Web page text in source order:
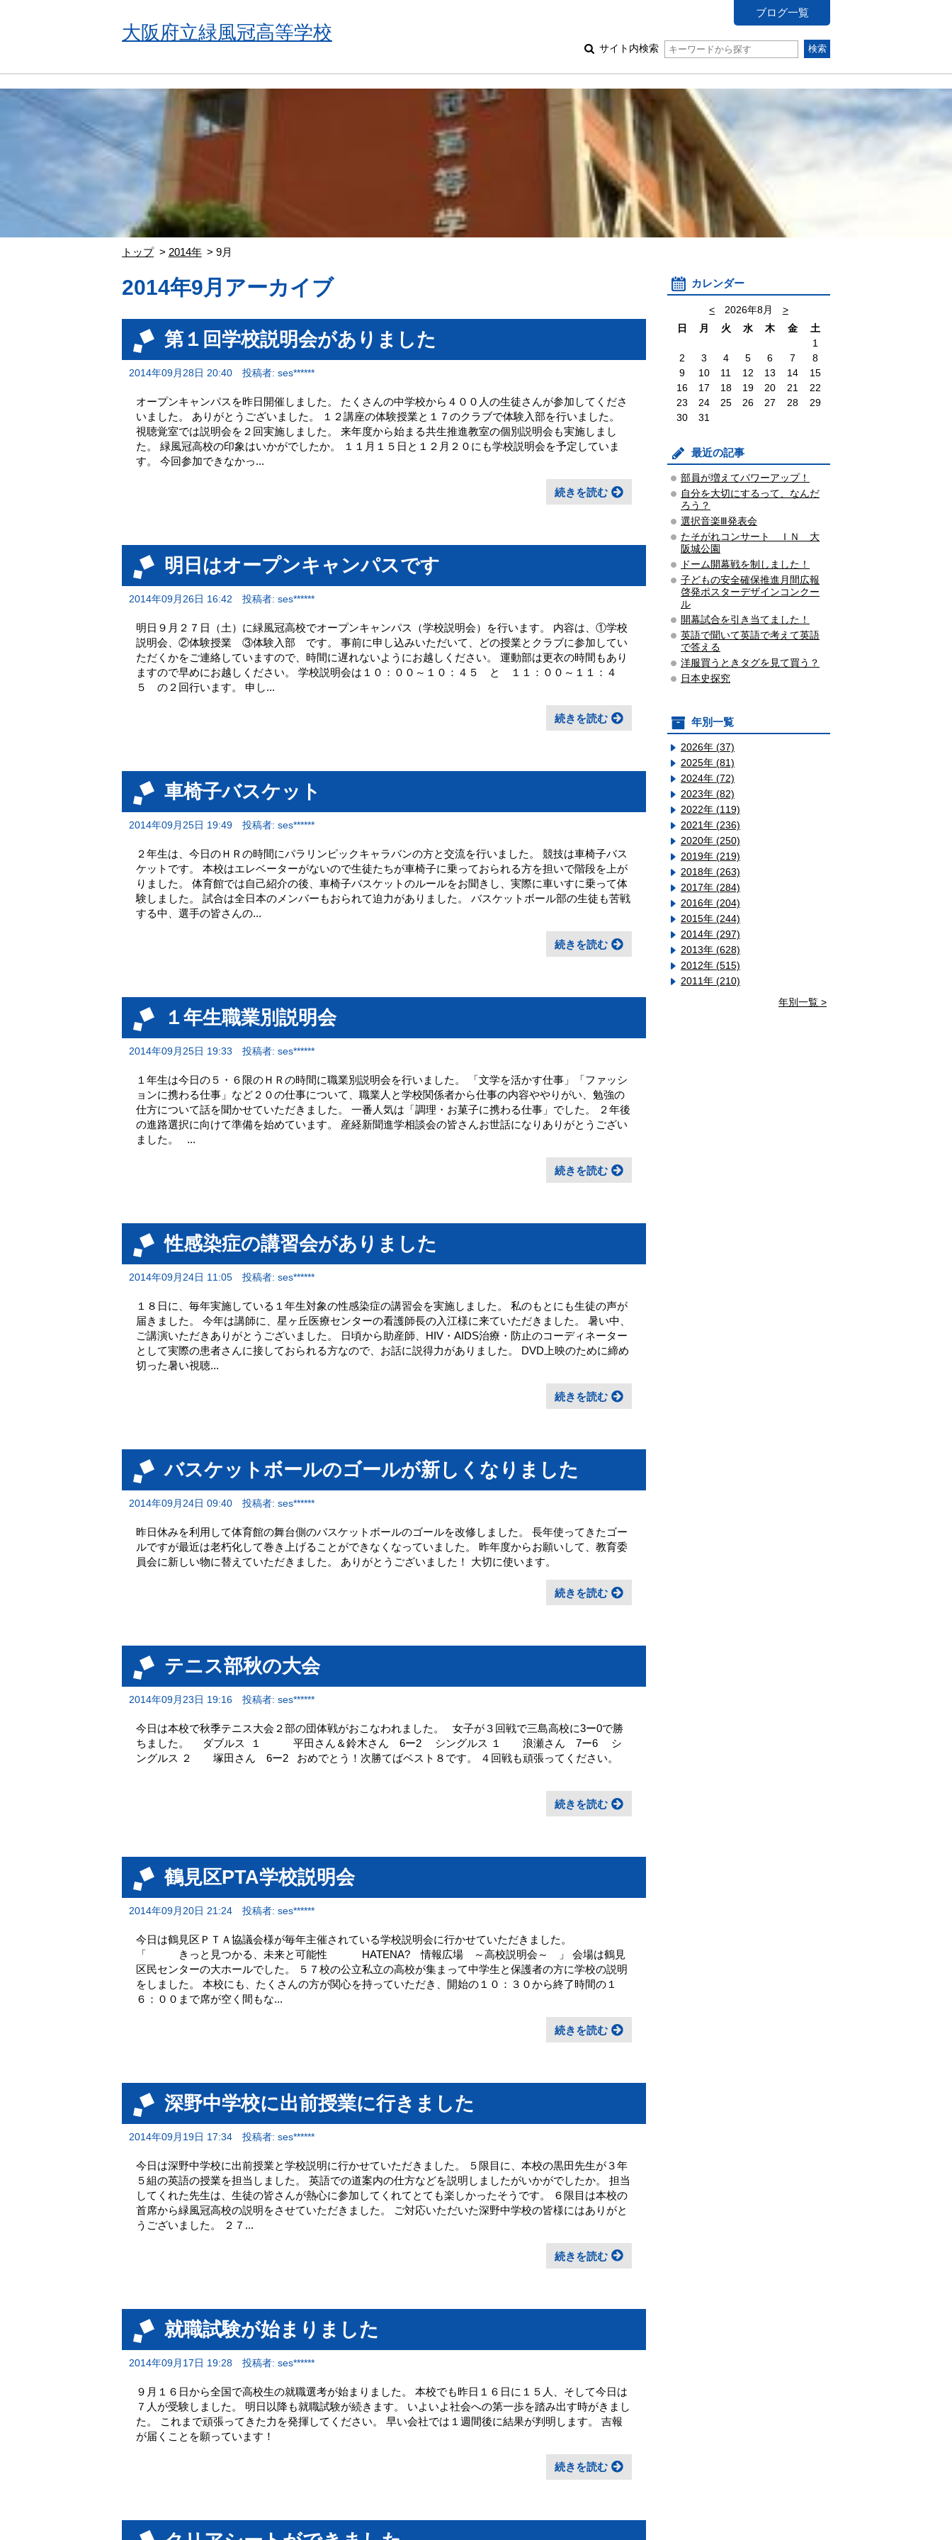
大阪府立緑風冠高等学校
ブログ一覧
サイト内検索
トップ 2014年 9月
2014年9月アーカイブ
第１回学校説明会がありました
2014年09月28日 20:40 投稿者: ses******
オープンキャンパスを昨日開催しました。 たくさんの中学校から４００人の生徒さんが参加してくださ
いました。 ありがとうございました。 １２講座の体験授業と１７のクラブで体験入部を行いました。
視聴覚室では説明会を２回実施しました。 来年度から始まる共生推進教室の個別説明会も実施しまし
た。 緑風冠高校の印象はいかがでしたか。 １１月１５日と１２月２０にも学校説明会を予定していま
す。 今回参加できなかっ...
続きを読む
明日はオープンキャンパスです
2014年09月26日 16:42 投稿者: ses******
明日９月２７日（土）に緑風冠高校でオープンキャンパス（学校説明会）を行います。 内容は、①学校
説明会、②体験授業 ③体験入部 です。 事前に申し込みいただいて、どの授業とクラブに参加してい
ただくかをご連絡していますので、時間に遅れないようにお越しください。 運動部は更衣の時間もあり
ますので早めにお越しください。 学校説明会は１０：００～１０：４５ と １１：００～１１：４
５ の２回行います。 申し...
続きを読む
車椅子バスケット
2014年09月25日 19:49 投稿者: ses******
２年生は、今日のＨＲの時間にパラリンピックキャラバンの方と交流を行いました。 競技は車椅子バス
ケットです。 本校はエレベーターがないので生徒たちが車椅子に乗っておられる方を担いで階段を上が
りました。 体育館では自己紹介の後、車椅子バスケットのルールをお聞きし、実際に車いすに乗って体
験しました。 試合は全日本のメンバーもおられて迫力がありました。 バスケットボール部の生徒も苦戦
する中、選手の皆さんの...
続きを読む
１年生職業別説明会
2014年09月25日 19:33 投稿者: ses******
１年生は今日の５・６限のＨＲの時間に職業別説明会を行いました。 「文学を活かす仕事」「ファッシ
ョンに携わる仕事」など２０の仕事について、職業人と学校関係者から仕事の内容ややりがい、勉強の
仕方について話を聞かせていただきました。 一番人気は「調理・お菓子に携わる仕事」でした。 ２年後
の進路選択に向けて準備を始めています。 産経新聞進学相談会の皆さんお世話になりありがとうござい
ました。 ...
続きを読む
性感染症の講習会がありました
2014年09月24日 11:05 投稿者: ses******
１８日に、毎年実施している１年生対象の性感染症の講習会を実施しました。 私のもとにも生徒の声が
届きました。 今年は講師に、星ヶ丘医療センターの看護師長の入江様に来ていただきました。 暑い中、
ご講演いただきありがとうございました。 日頃から助産師、HIV・AIDS治療・防止のコーディネーター
として実際の患者さんに接しておられる方なので、お話に説得力がありました。 DVD上映のために締め
切った暑い視聴...
続きを読む
バスケットボールのゴールが新しくなりました
2014年09月24日 09:40 投稿者: ses******
昨日休みを利用して体育館の舞台側のバスケットボールのゴールを改修しました。 長年使ってきたゴー
ルですが最近は老朽化して巻き上げることができなくなっていました。 昨年度からお願いして、教育委
員会に新しい物に替えていただきました。 ありがとうございました！ 大切に使います。
続きを読む
テニス部秋の大会
2014年09月23日 19:16 投稿者: ses******
今日は本校で秋季テニス大会２部の団体戦がおこなわれました。 女子が３回戦で三島高校に3ー0で勝
ちました。 ダブルス １ 平田さん＆鈴木さん 6ー2 シングルス １ 浪瀬さん 7ー6 シ
ングルス ２ 塚田さん 6ー2 おめでとう！次勝てばベスト８です。 ４回戦も頑張ってください。
続きを読む
鶴見区PTA学校説明会
2014年09月20日 21:24 投稿者: ses******
今日は鶴見区ＰＴＡ協議会様が毎年主催されている学校説明会に行かせていただきました。
「 きっと見つかる、未来と可能性 HATENA? 情報広場 ～高校説明会～ 」 会場は鶴見
区民センターの大ホールでした。 ５７校の公立私立の高校が集まって中学生と保護者の方に学校の説明
をしました。 本校にも、たくさんの方が関心を持っていただき、開始の１０：３０から終了時間の１
６：００まで席が空く間もな...
続きを読む
深野中学校に出前授業に行きました
2014年09月19日 17:34 投稿者: ses******
今日は深野中学校に出前授業と学校説明に行かせていただきました。 ５限目に、本校の黒田先生が３年
５組の英語の授業を担当しました。 英語での道案内の仕方などを説明しましたがいかがでしたか。 担当
してくれた先生は、生徒の皆さんが熱心に参加してくれてとても楽しかったそうです。 ６限目は本校の
首席から緑風冠高校の説明をさせていただきました。 ご対応いただいた深野中学校の皆様にはありがと
うございました。 ２７...
続きを読む
就職試験が始まりました
2014年09月17日 19:28 投稿者: ses******
９月１６日から全国で高校生の就職選考が始まりました。 本校でも昨日１６日に１５人、そして今日は
７人が受験しました。 明日以降も就職試験が続きます。 いよいよ社会への第一歩を踏み出す時がきまし
た。 これまで頑張ってきた力を発揮してください。 早い会社では１週間後に結果が判明します。 吉報
が届くことを願っています！
続きを読む
カレンダー
< 2026年8月
>
日
月 火 水 木 金
土
1
2
3 4 5 6 7
8
9
10 11 12 13 14
15
16
17 18 19 20 21
22
23
24 25 26 27 28
29
30
31
最近の記事
部員が増えてパワーアップ！
自分を大切にするって、なんだ
ろう？
選択音楽Ⅲ発表会
たそがれコンサート ＩＮ 大
阪城公園
ドーム開幕戦を制しました！
子どもの安全確保推進月間広報
啓発ポスターデザインコンクー
ル
開幕試合を引き当てました！
英語で聞いて英語で考えて英語
で答える
洋服買うときタグを見て買う？
日本史探究
年別一覧
2026年 (37)
2025年 (81)
2024年 (72)
2023年 (82)
2022年 (119)
2021年 (236)
2020年 (250)
2019年 (219)
2018年 (263)
2017年 (284)
2016年 (204)
2015年 (244)
2014年 (297)
2013年 (628)
2012年 (515)
2011年 (210)
年別一覧 >